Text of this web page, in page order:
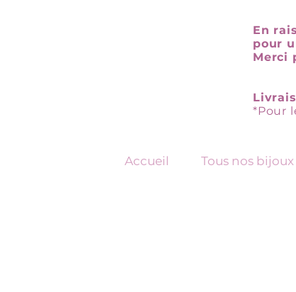
En
pour
Merci
*Pour
Accueil Tous nos bijoux